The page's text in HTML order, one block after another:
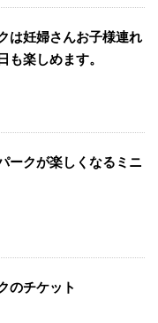
は妊婦さんお子様連れ
も楽しめます。
ークが楽しくなるミニ
のチケット